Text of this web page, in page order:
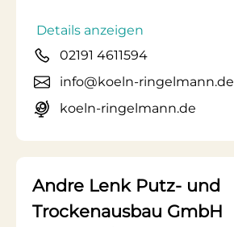
Details anzeigen
02191 4611594
info@koeln-ringelmann.de
koeln-ringelmann.de
Andre Lenk Putz- und
Trockenausbau GmbH